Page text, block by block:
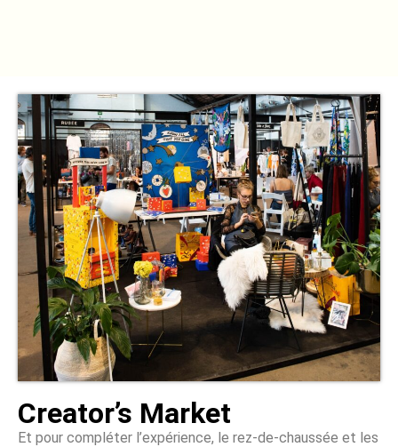
Creator’s Market
Et pour compléter l’expérience, le rez-de-chaussée et les